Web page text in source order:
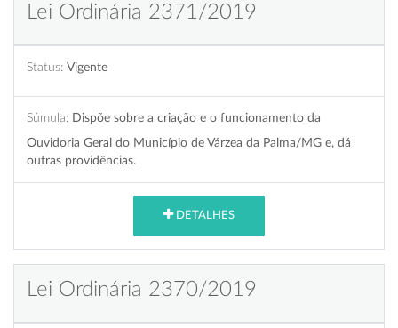
Lei Ordinária 2371/2019
Status: Vigente
Súmula: Dispõe sobre a criação e o funcionamento da
Ouvidoria Geral do Município de Várzea da Palma/MG e, dá
outras providências.
DETALHES
Lei Ordinária 2370/2019